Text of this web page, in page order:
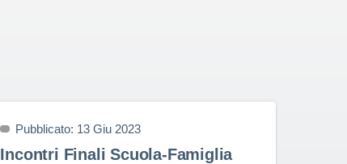
Pubblicato: 13 Giu 2023
Incontri Finali Scuola-Famiglia